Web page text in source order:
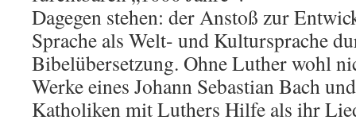
Dagegen stehen: der Anstoß zur
Sprache als Welt- und Kultursprache
Bibelübersetzung. Ohne Luther wohl
Werke eines Johann Sebastian Bach
Katholiken mit Luthers Hilfe als ihr